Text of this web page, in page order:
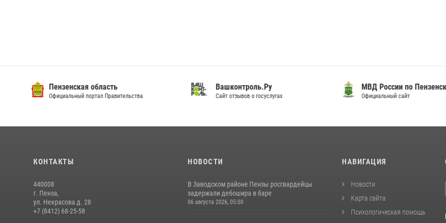
Пензенская область
Официальный портал Правительства
Вашконтроль.Ру
Сайт отзывов о госуслугах
МВД России по
Официальный сайт
КОНТАКТЫ
440008
г. Пенза,
ул. Некрасова д. 28
+7 (8412) 68-25-58
НОВОСТИ
В Заводском районе Пензы росгвардейцы
задержали дебошира в баре
06 августа 2026, 05:00
НАВИГАЦИЯ
Новости
Карта сайта
Психологическая помощь